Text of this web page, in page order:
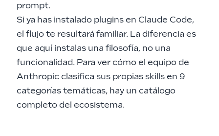
prompt.
Si ya has instalado plugins en Claude Code,
el flujo te resultará familiar. La diferencia es
que aquí instalas una filosofía, no una
funcionalidad. Para ver cómo el equipo de
Anthropic clasifica sus propias skills en 9
categorías temáticas, hay un catálogo
completo del ecosistema.